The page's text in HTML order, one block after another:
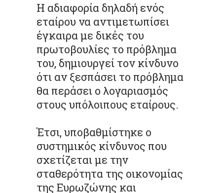
Η αδιαφορία δηλαδή ενός
εταίρου να αντιμετωπίσει
έγκαιρα με δικές του
πρωτοβουλίες το πρόβλημα
του, δημιουργεί τον κίνδυνο
ότι αν ξεσπάσει το πρόβλημα
θα περάσει ο λογαριασμός
στους υπόλοιπους εταίρους.
Έτσι, υποβαθμίστηκε ο
συστημικός κίνδυνος που
σχετίζεται με την
σταθερότητα της οικονομίας
της Ευρωζώνης και